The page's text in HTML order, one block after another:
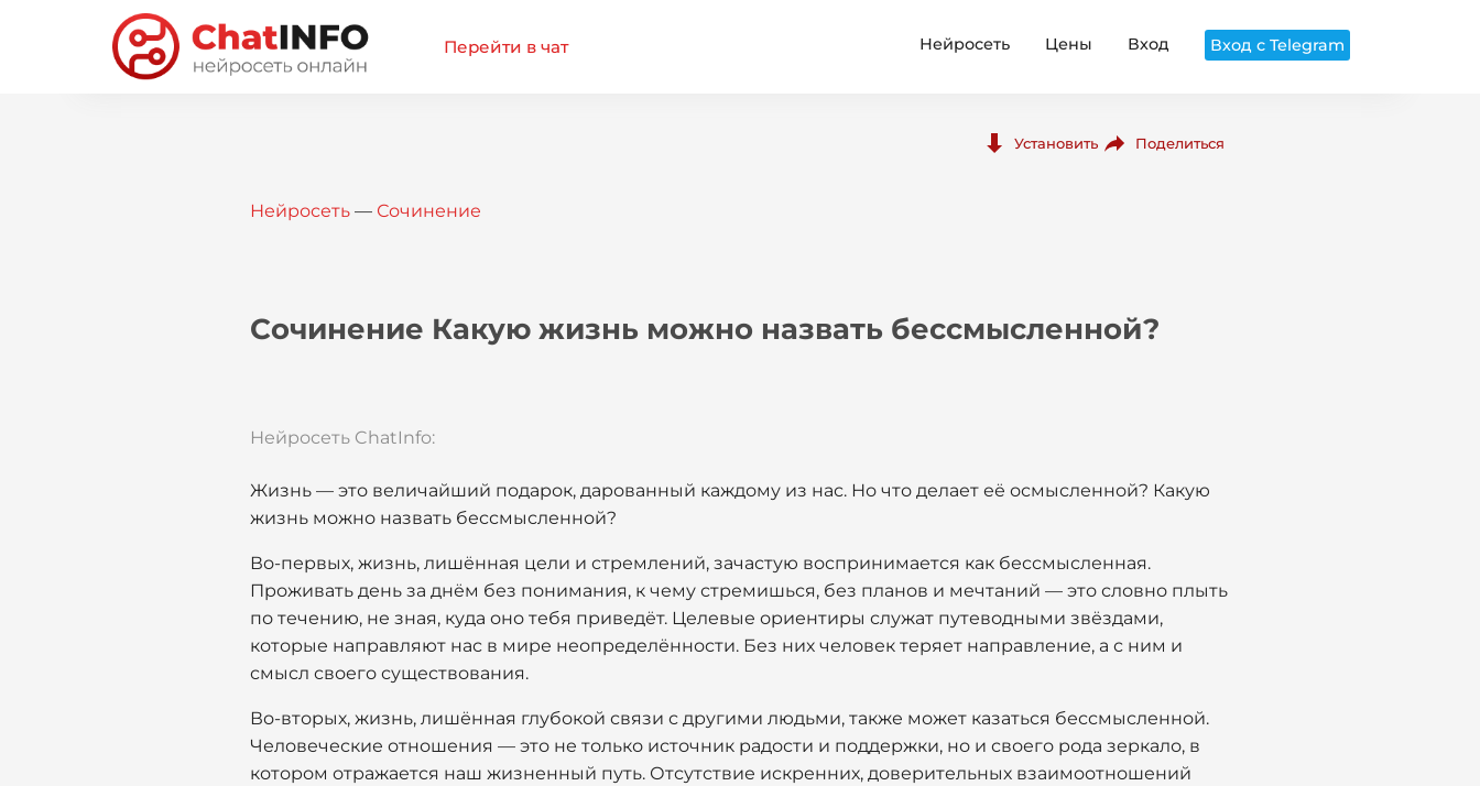
Перейти в чат Нейросеть Цены Вход Вход с Telegram
Установить Поделиться
Нейросеть — Сочинение
Сочинение Какую жизнь можно назвать бессмысленной?
Нейросеть ChatInfo:
Жизнь — это величайший подарок, дарованный каждому из нас. Но что делает её осмысленной? Какую
жизнь можно назвать бессмысленной?
Во-первых, жизнь, лишённая цели и стремлений, зачастую воспринимается как бессмысленная.
Проживать день за днём без понимания, к чему стремишься, без планов и мечтаний — это словно плыть
по течению, не зная, куда оно тебя приведёт. Целевые ориентиры служат путеводными звёздами,
которые направляют нас в мире неопределённости. Без них человек теряет направление, а с ним и
смысл своего существования.
Во-вторых, жизнь, лишённая глубокой связи с другими людьми, также может казаться бессмысленной.
Человеческие отношения — это не только источник радости и поддержки, но и своего рода зеркало, в
котором отражается наш жизненный путь. Отсутствие искренних, доверительных взаимоотношений